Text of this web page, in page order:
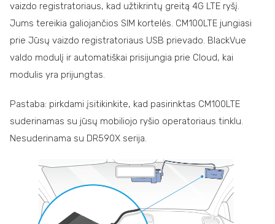
vaizdo registratoriaus, kad užtikrintų greitą 4G LTE ryšį.
Jums tereikia galiojančios SIM kortelės. CM100LTE jungiasi
prie Jūsų vaizdo registratoriaus USB prievado. BlackVue
valdo modulį ir automatiškai prisijungia prie Cloud, kai
modulis yra prijungtas.
Pastaba: pirkdami įsitikinkite, kad pasirinktas CM100LTE
suderinamas su jūsų mobiliojo ryšio operatoriaus tinklu.
Nesuderinama su DR590X serija.